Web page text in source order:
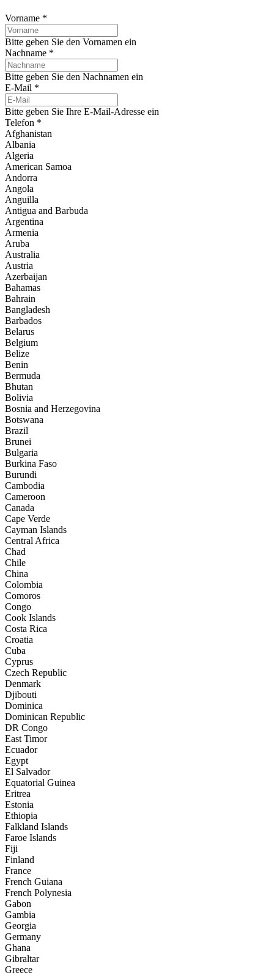
Vorname *
Bitte geben Sie den Vornamen ein
Nachname *
Bitte geben Sie den Nachnamen ein
E-Mail *
Bitte geben Sie Ihre E-Mail-Adresse ein
Telefon *
Afghanistan
Albania
Algeria
American Samoa
Andorra
Angola
Anguilla
Antigua and Barbuda
Argentina
Armenia
Aruba
Australia
Austria
Azerbaijan
Bahamas
Bahrain
Bangladesh
Barbados
Belarus
Belgium
Belize
Benin
Bermuda
Bhutan
Bolivia
Bosnia and Herzegovina
Botswana
Brazil
Brunei
Bulgaria
Burkina Faso
Burundi
Cambodia
Cameroon
Canada
Cape Verde
Cayman Islands
Central Africa
Chad
Chile
China
Colombia
Comoros
Congo
Cook Islands
Costa Rica
Croatia
Cuba
Cyprus
Czech Republic
Denmark
Djibouti
Dominica
Dominican Republic
DR Congo
East Timor
Ecuador
Egypt
El Salvador
Equatorial Guinea
Eritrea
Estonia
Ethiopia
Falkland Islands
Faroe Islands
Fiji
Finland
France
French Guiana
French Polynesia
Gabon
Gambia
Georgia
Germany
Ghana
Gibraltar
Greece